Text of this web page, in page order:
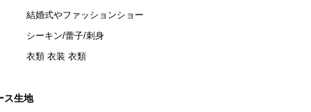
結婚式やファッションショー
シーキン/蕾子/刺身
衣類 衣装 衣類
ス生地